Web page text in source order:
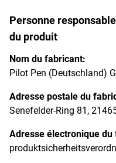
Personne
du produit
Nom du fabricant:
Pilot Pen (Deutschland)
Adresse postale du
Senefelder-Ring 81,
Adresse électronique du